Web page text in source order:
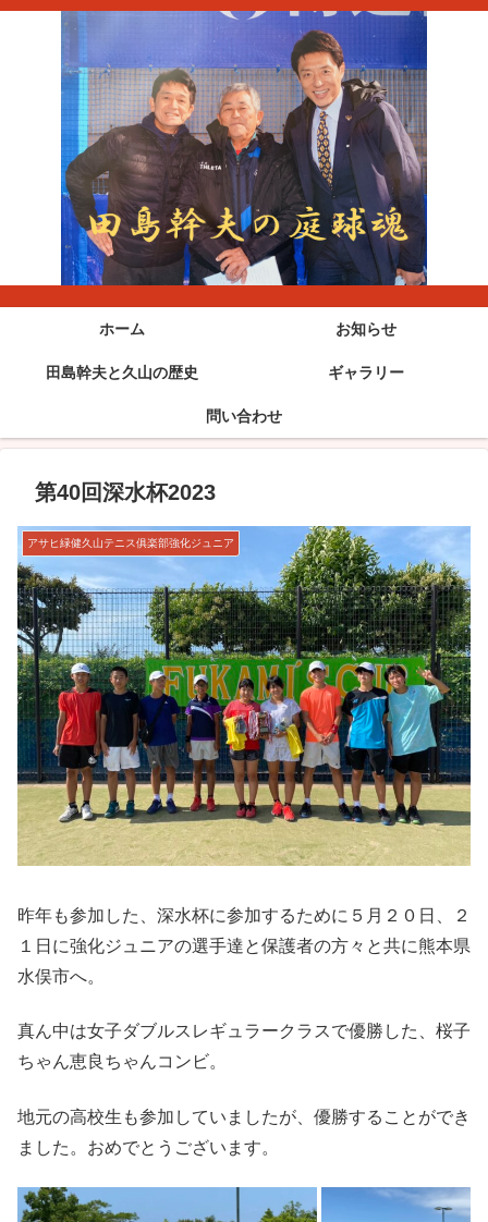
ホーム お知らせ
田島幹夫と久山の歴史 ギャラリー
問い合わせ
第40回深水杯2023
アサヒ緑健久山テニス俱楽部強化ジュニア
昨年も参加した、深水杯に参加するために５月２０日、２
１日に強化ジュニアの選手達と保護者の方々と共に熊本県
水俣市へ。
真ん中は女子ダブルスレギュラークラスで優勝した、桜子
ちゃん恵良ちゃんコンビ。
地元の高校生も参加していましたが、優勝することができ
ました。おめでとうございます。